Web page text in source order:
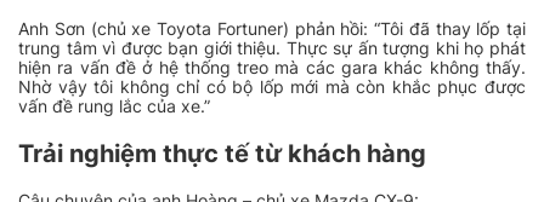
Anh Sơn (chủ xe Toyota Fortuner) phản hồi: “Tôi đã thay lốp tại
trung tâm vì được bạn giới thiệu. Thực sự ấn tượng khi họ phát
hiện ra vấn đề ở hệ thống treo mà các gara khác không thấy.
Nhờ vậy tôi không chỉ có bộ lốp mới mà còn khắc phục được
vấn đề rung lắc của xe.”
Trải nghiệm thực tế từ khách hàng